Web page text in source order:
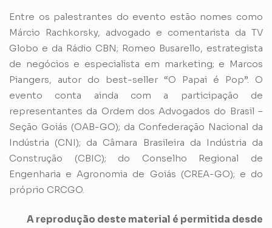
Entre os palestrantes do evento estão nomes como
Márcio Rachkorsky, advogado e comentarista da TV
Globo e da Rádio CBN; Romeo Busarello, estrategista
de negócios e especialista em marketing; e Marcos
Piangers, autor do best-seller “O Papai é Pop”. O
evento conta ainda com a participação de
representantes da Ordem dos Advogados do Brasil –
Seção Goiás (OAB-GO); da Confederação Nacional da
Indústria (CNI); da Câmara Brasileira da Indústria da
Construção (CBIC); do Conselho Regional de
Engenharia e Agronomia de Goiás (CREA-GO); e do
próprio CRCGO.
A reprodução deste material é permitida desde